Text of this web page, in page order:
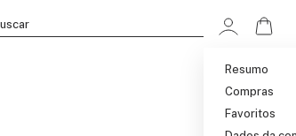
Resumo
Compras
Favoritos
Ir